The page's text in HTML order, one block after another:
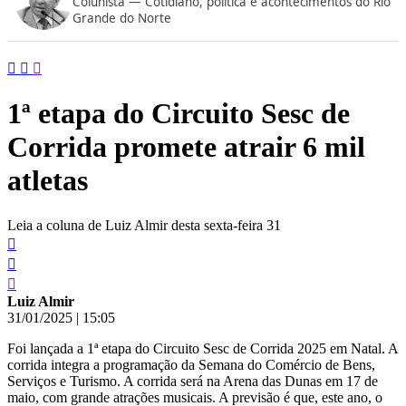
conteúdo
Grande do Norte
1ª etapa do Circuito Sesc de
Corrida promete atrair 6 mil
atletas
Leia a coluna de Luiz Almir desta sexta-feira 31
Luiz Almir
31/01/2025 | 15:05
Foi lançada a 1ª etapa do Circuito Sesc de Corrida 2025 em Natal. A
corrida integra a programação da Semana do Comércio de Bens,
Serviços e Turismo. A corrida será na Arena das Dunas em 17 de
maio, com grande atrações musicais. A previsão é que, este ano, o